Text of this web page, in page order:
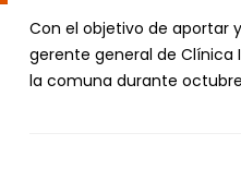
Con el objetivo de aportar
gerente general de Clínica
la comuna durante